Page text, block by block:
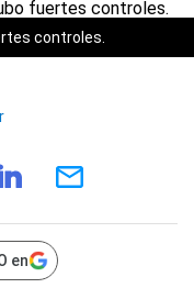
controles.
en